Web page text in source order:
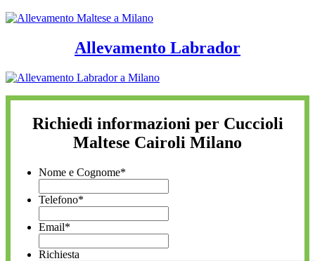
Allevamento Labrador
Richiedi informazioni per Cuccioli
Maltese Cairoli Milano
Nome e Cognome*
Telefono*
Email*
Richiesta